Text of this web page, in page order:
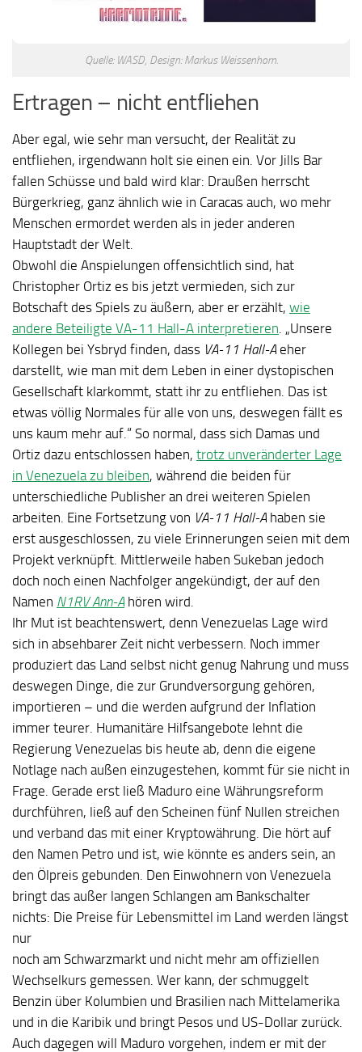
Quelle: WASD, Design: Markus Weissenhorn.
Ertragen – nicht entfliehen
Aber egal, wie sehr man versucht, der Realität zu
entfliehen, irgendwann holt sie einen ein. Vor Jills Bar
fallen Schüsse und bald wird klar: Draußen herrscht
Bürgerkrieg, ganz ähnlich wie in Caracas auch, wo mehr
Menschen ermordet werden als in jeder anderen
Hauptstadt der Welt.
Obwohl die Anspielungen offensichtlich sind, hat
Christopher Ortiz es bis jetzt vermieden, sich zur
Botschaft des Spiels zu äußern, aber er erzählt, wie
andere Beteiligte VA-11 Hall-A interpretieren . „Unsere
Kollegen bei Ysbryd finden, dass VA-11 Hall-A eher
darstellt, wie man mit dem Leben in einer dystopischen
Gesellschaft klarkommt, statt ihr zu entfliehen. Das ist
etwas völlig Normales für alle von uns, deswegen fällt es
uns kaum mehr auf.“ So normal, dass sich Damas und
Ortiz dazu entschlossen haben, trotz unveränderter Lage
in Venezuela zu bleiben, während die beiden für
unterschiedliche Publisher an drei weiteren Spielen
arbeiten. Eine Fortsetzung von VA-11 Hall-A haben sie
erst ausgeschlossen, zu viele Erinnerungen seien mit dem
Projekt verknüpft. Mittlerweile haben Sukeban jedoch
doch noch einen Nachfolger angekündigt, der auf den
Namen N1RV Ann-A hören wird.
Ihr Mut ist beachtenswert, denn Venezuelas Lage wird
sich in absehbarer Zeit nicht verbessern. Noch immer
produziert das Land selbst nicht genug Nahrung und muss
deswegen Dinge, die zur Grundversorgung gehören,
importieren – und die werden aufgrund der Inflation
immer teurer. Humanitäre Hilfsangebote lehnt die
Regierung Venezuelas bis heute ab, denn die eigene
Notlage nach außen einzugestehen, kommt für sie nicht in
Frage. Gerade erst ließ Maduro eine Währungsreform
durchführen, ließ auf den Scheinen fünf Nullen streichen
und verband das mit einer Kryptowährung. Die hört auf
den Namen Petro und ist, wie könnte es anders sein, an
den Ölpreis gebunden. Den Einwohnern von Venezuela
bringt das außer langen Schlangen am Bankschalter
nichts: Die Preise für Lebensmittel im Land werden längst
nur
noch am Schwarzmarkt und nicht mehr am offiziellen
Wechselkurs gemessen. Wer kann, der schmuggelt
Benzin über Kolumbien und Brasilien nach Mittelamerika
und in die Karibik und bringt Pesos und US-Dollar zurück.
Auch dagegen will Maduro vorgehen, indem er mit der